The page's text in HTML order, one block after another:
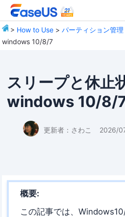
> How to Use >パーティション管理
windows 10/8/7
スリープと休止
windows 10/8/
更新者： さわこ 2026/
概要:
この記事では、